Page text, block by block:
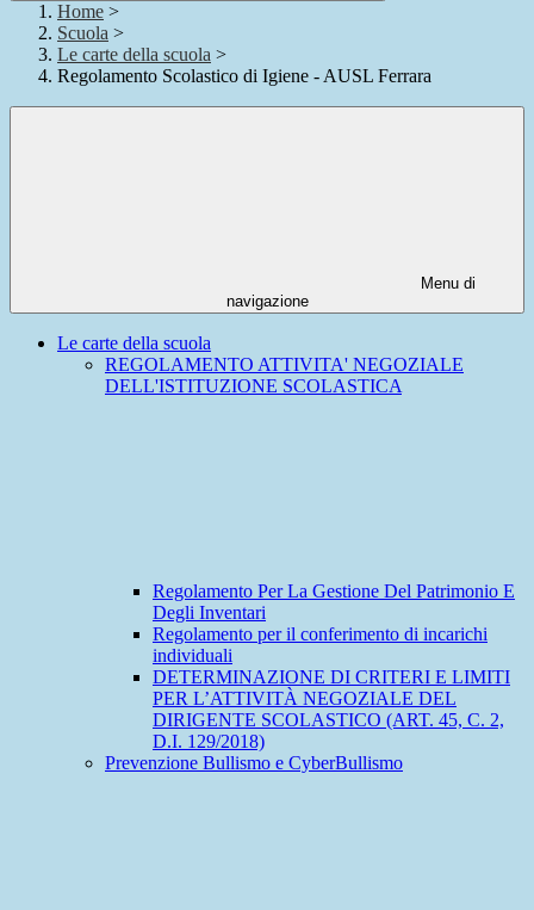
Home >
Scuola >
Le carte della scuola >
Regolamento Scolastico di Igiene - AUSL Ferrara
Menu di
navigazione
Le carte della scuola
REGOLAMENTO ATTIVITA' NEGOZIALE
DELL'ISTITUZIONE SCOLASTICA
Regolamento Per La Gestione Del Patrimonio E
Degli Inventari
Regolamento per il conferimento di incarichi
individuali
DETERMINAZIONE DI CRITERI E LIMITI
PER L’ATTIVITÀ NEGOZIALE DEL
DIRIGENTE SCOLASTICO (ART. 45, C. 2,
D.I. 129/2018)
Prevenzione Bullismo e CyberBullismo